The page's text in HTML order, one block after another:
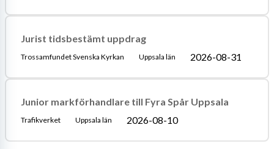
Jurist tidsbestämt uppdrag
Trossamfundet Svenska Kyrkan Uppsala län 2026-08-31
Junior markförhandlare till Fyra Spår Uppsala
Trafikverket Uppsala län 2026-08-10